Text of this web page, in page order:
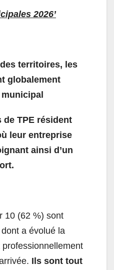
2026’
territoires, les
globalement
de TPE résident
leur entreprise
ainsi d’un
10 (62 %) sont
a évolué la
Ils sont tout